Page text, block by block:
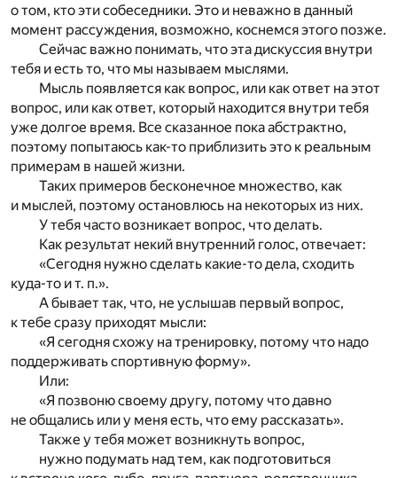
о том, кто эти собеседники. Это и неважно в данный
момент рассуждения, возможно, коснемся этого позже.
Сейчас важно понимать, что эта дискуссия внутри
тебя и есть то, что мы называем мыслями.
Мысль появляется как вопрос, или как ответ на этот
вопрос, или как ответ, который находится внутри тебя
уже долгое время. Все сказанное пока абстрактно,
поэтому попытаюсь как-то приблизить это к реальным
примерам в нашей жизни.
Таких примеров бесконечное множество, как
и мыслей, поэтому остановлюсь на некоторых из них.
У тебя часто возникает вопрос, что делать.
Как результат некий внутренний голос, отвечает:
«Cегодня нужно сделать какие-то дела, сходить
куда-то и т. п.».
А бывает так, что, не услышав первый вопрос,
к тебе сразу приходят мысли:
«Я сегодня схожу на тренировку, потому что надо
поддерживать спортивную форму».
Или:
«Я позвоню своему другу, потому что давно
не общались или у меня есть, что ему рассказать».
Также у тебя может возникнуть вопрос,
нужно подумать над тем, как подготовиться